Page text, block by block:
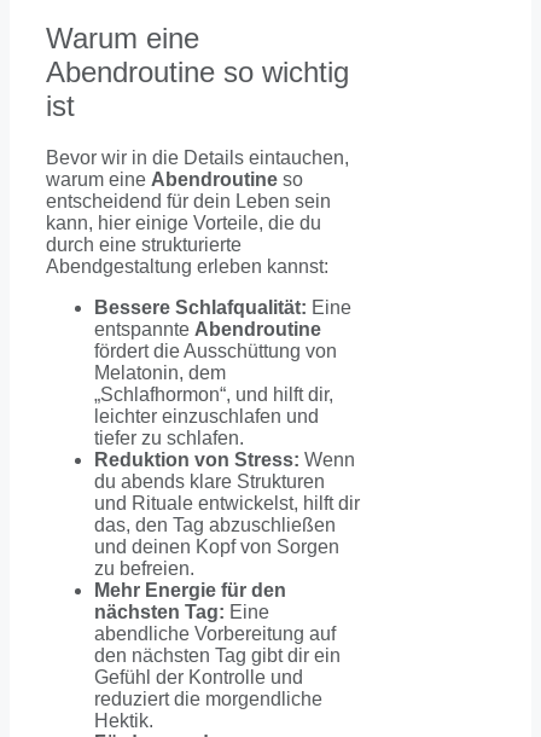
Warum eine
Abendroutine so wichtig
ist
Bevor wir in die Details eintauchen,
warum eine Abendroutine so
entscheidend für dein Leben sein
kann, hier einige Vorteile, die du
durch eine strukturierte
Abendgestaltung erleben kannst:
Bessere Schlafqualität: Eine
entspannte Abendroutine
fördert die Ausschüttung von
Melatonin, dem
„Schlafhormon“, und hilft dir,
leichter einzuschlafen und
tiefer zu schlafen.
Reduktion von Stress: Wenn
du abends klare Strukturen
und Rituale entwickelst, hilft dir
das, den Tag abzuschließen
und deinen Kopf von Sorgen
zu befreien.
Mehr Energie für den
nächsten Tag: Eine
abendliche Vorbereitung auf
den nächsten Tag gibt dir ein
Gefühl der Kontrolle und
reduziert die morgendliche
Hektik.